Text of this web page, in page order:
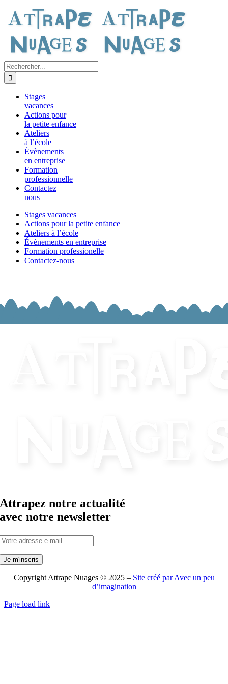
contenu
Rechercher:
Stages
vacances
Actions pour
la petite enfance
Ateliers
à l’école
Évènements
en entreprise
Formation
professionnelle
Contactez
nous
Stages vacances
Actions pour la petite enfance
Ateliers à l’école
Évènements en entreprise
Formation professionelle
Contactez-nous
Attrapez notre actualité
avec notre newsletter
Copyright Attrape Nuages © 2025 – Site créé par Avec un peu
d’imagination
Page load link